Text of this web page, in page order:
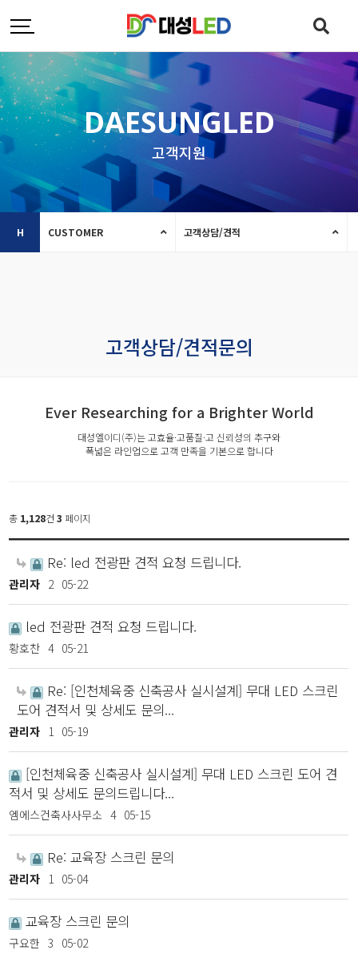
DAESUNGLED
고객지원
H CUSTOMER 고객상담/견적
고객상담/견적문의
Ever Researching for a Brighter World
대성엘이디(주)는 고효율·고품질·고 신뢰성의 추구와
폭넓은 라인업으로 고객 만족을 기본으로 합니다
총 1,128건 3 페이지
Re: led 전광판 견적 요청 드립니다.
관리자 2 05-22
led 전광판 견적 요청 드립니다.
황호찬 4 05-21
Re: [인천체육중 신축공사 실시설계] 무대 LED 스크린
도어 견적서 및 상세도 문의...
관리자 1 05-19
[인천체육중 신축공사 실시설계] 무대 LED 스크린 도어 견
적서 및 상세도 문의드립니다...
엠에스건축사사무소 4 05-15
Re: 교육장 스크린 문의
관리자 1 05-04
교육장 스크린 문의
구요한 3 05-02